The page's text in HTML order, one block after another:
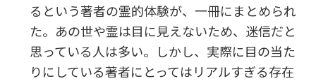
るという著者の霊的体験が、一冊にまとめられ
た。あの世や霊は目に見えないため、迷信だと
思っている人は多い。しかし、実際に目の当た
りにしている著者にとってはリアルすぎる存在